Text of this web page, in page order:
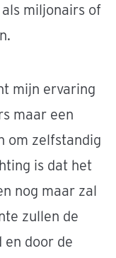
miljonairs of
mijn ervaring
maar een
om zelfstandig
is dat het
nog maar zal
zullen de
en door de